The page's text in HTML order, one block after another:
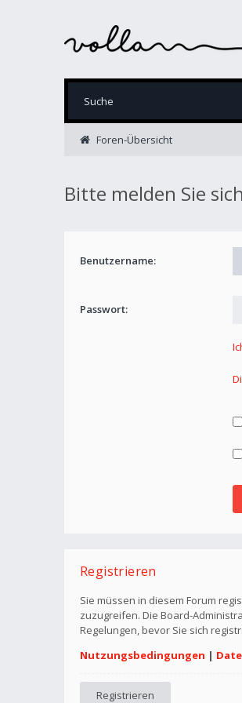
Foren-Übersicht
Bitte melden Sie
Benutzername:
Passwort:
Registrieren
Sie müssen in diesem Forum
zuzugreifen. Die Board-
Regelungen, bevor Sie sich
Nutzungsbedingungen |
Registrieren